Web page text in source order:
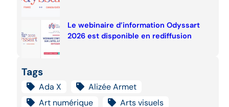
Le webinaire d’information Odyssart
2026 est disponible en rediffusion
Tags
Ada X
Alizée Armet
Art numérique
Arts visuels